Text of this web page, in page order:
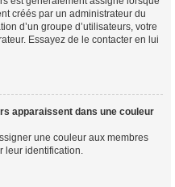
créés par un administrateur du
d’un groupe d’utilisateurs, votre
Essayez de le contacter en lui
apparaissent dans une couleur
une couleur aux membres
leur identification.